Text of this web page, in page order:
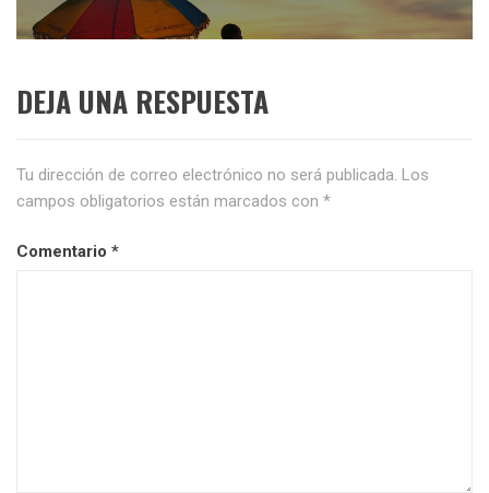
DEJA UNA RESPUESTA
Tu dirección de correo electrónico no será publicada. Los
campos obligatorios están marcados con *
Comentario *